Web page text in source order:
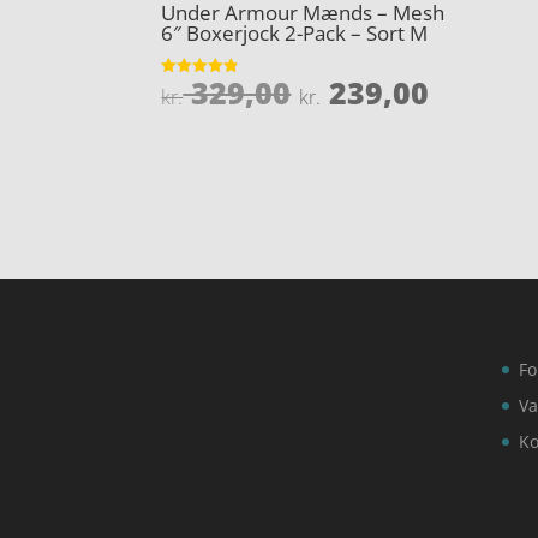
Under Armour Mænds – Mesh
6″ Boxerjock 2-Pack – Sort M
Vurderet
4.8
kr.329,00 Den
kr. 239,00